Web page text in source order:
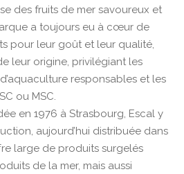
des fruits de mer savoureux et
a toujours eu à cœur de
pour leur goût et leur qualité,
leur origine, privilégiant les
responsables et les
ou MSC.
en 1976 à Strasbourg, Escal y
aujourd’hui distribuée dans
large de produits surgelés
de la mer, mais aussi